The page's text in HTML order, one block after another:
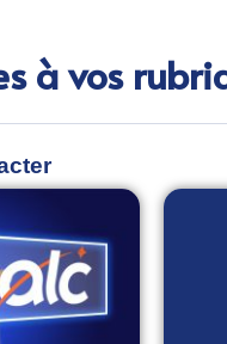
à vos